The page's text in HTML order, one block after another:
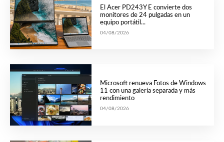
El Acer PD243Y E convierte dos
monitores de 24 pulgadas en un
equipo portátil...
04/08/2026
Microsoft renueva Fotos de Windows
11 con una galería separada y más
rendimiento
04/08/2026